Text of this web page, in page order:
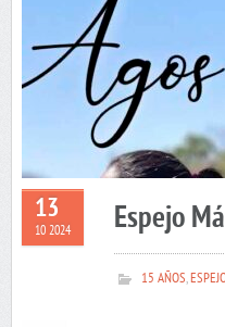
13
10 2024 Espejo
15 AÑOS,